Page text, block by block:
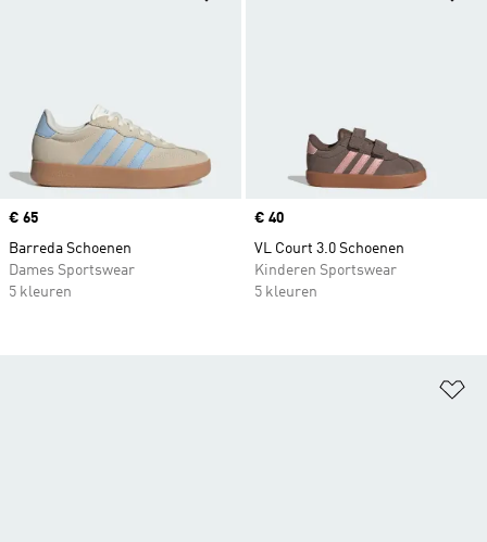
Price
€ 65
Barreda Schoenen
Dames Sportswear
5 kleuren
Price
€ 40
VL Court 3.0 Schoenen
Kinderen Sportswear
5 kleuren